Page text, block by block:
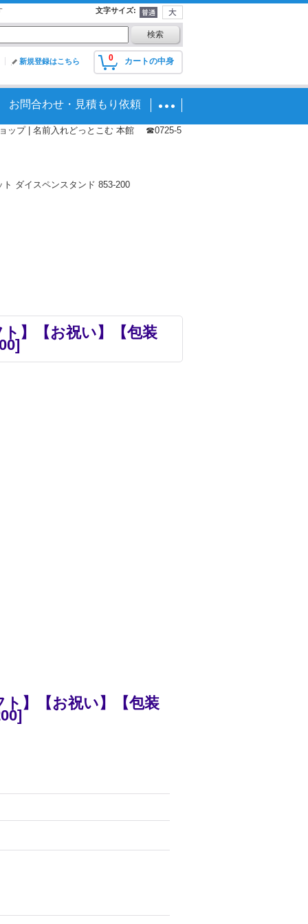
文字サイズ:
0 カートの中身
新規登録はこちら
お問合わせ・見積もり依頼
ョップ | 名前入れどっとこむ 本館 ☎0725-5
ダイスペンスタンド 853-200
】【お祝い】【包装
]
】【お祝い】【包装
]